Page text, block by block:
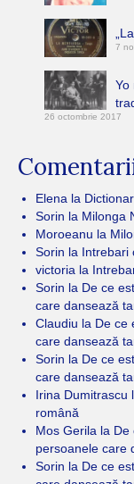
7
Yo
26 octombrie 2017
Elena la Dictionar
Sorin la Milonga
Moroeanu la
Sorin la Intrebari
victoria la
Sorin la De ce
care dansează
Claudiu la De ce
care dansează
Sorin la De ce
care dansează
Irina Dumitrascu
română
Mos Gerila la De
persoanele care
Sorin la De ce